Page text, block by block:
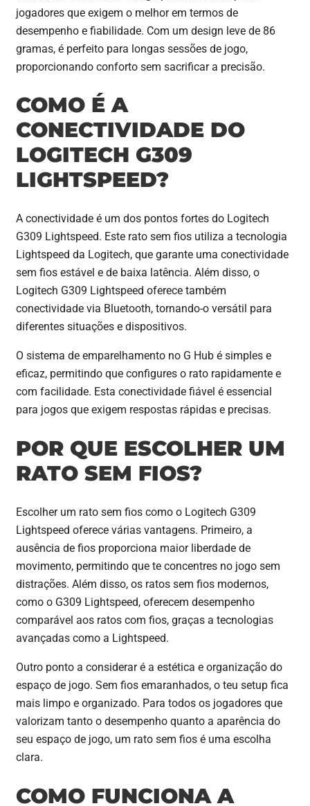
jogadores que exigem o melhor em termos de
desempenho e fiabilidade. Com um design leve de 86
gramas, é perfeito para longas sessões de jogo,
proporcionando conforto sem sacrificar a precisão.
COMO É A
CONECTIVIDADE DO
LOGITECH G309
LIGHTSPEED?
A conectividade é um dos pontos fortes do Logitech
G309 Lightspeed. Este rato sem fios utiliza a tecnologia
Lightspeed da Logitech, que garante uma conectividade
sem fios estável e de baixa latência. Além disso, o
Logitech G309 Lightspeed oferece também
conectividade via Bluetooth, tornando-o versátil para
diferentes situações e dispositivos.
O sistema de emparelhamento no G Hub é simples e
eficaz, permitindo que configures o rato rapidamente e
com facilidade. Esta conectividade fiável é essencial
para jogos que exigem respostas rápidas e precisas.
POR QUE ESCOLHER UM
RATO SEM FIOS?
Escolher um rato sem fios como o Logitech G309
Lightspeed oferece várias vantagens. Primeiro, a
ausência de fios proporciona maior liberdade de
movimento, permitindo que te concentres no jogo sem
distrações. Além disso, os ratos sem fios modernos,
como o G309 Lightspeed, oferecem desempenho
comparável aos ratos com fios, graças a tecnologias
avançadas como a Lightspeed.
Outro ponto a considerar é a estética e organização do
espaço de jogo. Sem fios emaranhados, o teu setup fica
mais limpo e organizado. Para todos os jogadores que
valorizam tanto o desempenho quanto a aparência do
seu espaço de jogo, um rato sem fios é uma escolha
clara.
COMO FUNCIONA A